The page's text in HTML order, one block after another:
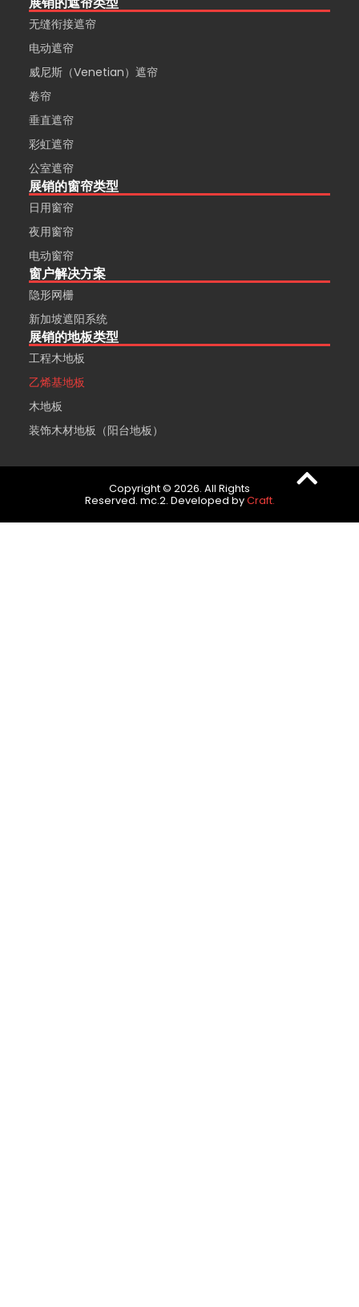
无缝衔接遮帘
电动遮帘
威尼斯（Venetian）遮帘
卷帘
垂直遮帘
彩虹遮帘
公室遮帘
展销的窗帘类型
日用窗帘
夜用窗帘
电动窗帘
窗户解决方案
隐形网栅
新加坡遮阳系统
展销的地板类型
工程木地板
乙烯基地板
木地板
装饰木材地板（阳台地板）
Copyright © 2026. All Rights
Reserved. mc.2. Developed byCraft.